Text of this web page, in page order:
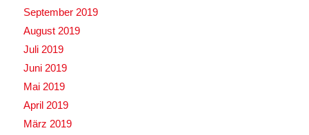
September 2019
August 2019
Juli 2019
Juni 2019
Mai 2019
April 2019
März 2019